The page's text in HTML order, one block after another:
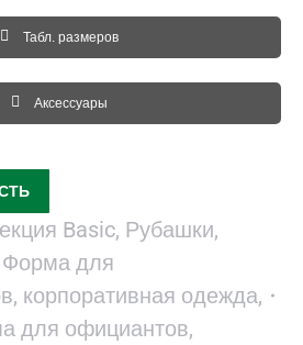
Табл. размеров
Аксессуары
Basic, Рубашки,
Форма для
корпоративная одежда,
для официантов,